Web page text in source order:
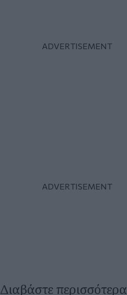
Διαβάστε περισσότερα